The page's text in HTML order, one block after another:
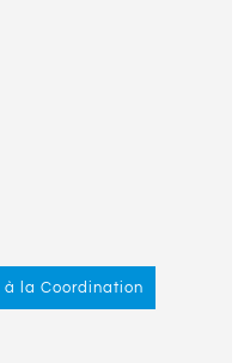
la Coordination